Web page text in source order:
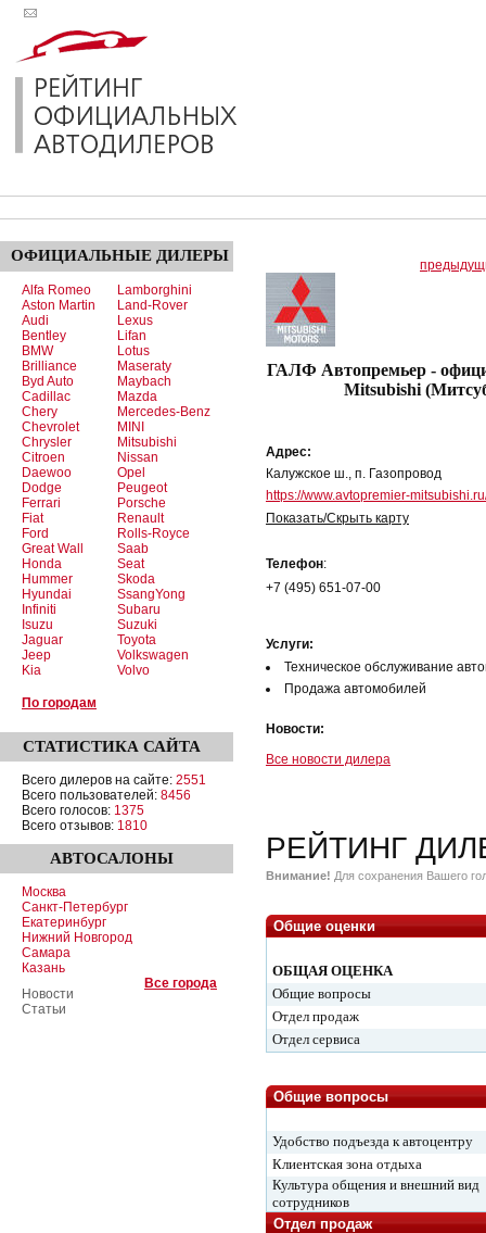
ОФИЦИАЛЬНЫЕ ДИЛЕРЫ
Alfa Romeo
Aston Martin
Audi
Bentley
BMW
Brilliance
Byd Auto
Cadillac
Chery
Chevrolet
Chrysler
Citroen
Daewoo
Dodge
Ferrari
Fiat
Ford
Great Wall
Honda
Hummer
Hyundai
Infiniti
Isuzu
Jaguar
Jeep
Kia
Lamborghini
Land-Rover
Lexus
Lifan
Lotus
Maseraty
Maybach
Mazda
Mercedes-Benz
MINI
Mitsubishi
Nissan
Opel
Peugeot
Porsche
Renault
Rolls-Royce
Saab
Seat
Skoda
SsangYong
Subaru
Suzuki
Toyota
Volkswagen
Volvo
По городам
СТАТИСТИКА САЙТА
Всего дилеров на сайте: 2551
Всего пользователей: 8456
Всего голосов: 1375
Всего отзывов: 1810
АВТОСАЛОНЫ
Москва
Санкт-Петербург
Екатеринбург
Нижний Новгород
Самара
Казань
Все города
Новости
Статьи
ГАЛФ Автопремьер -
Mitsubishi
Адрес:
Калужское ш., п. Газопровод
https://www.avtopremier-
Показать/Скрыть карту
Телефон:
+7 (495) 651-07-00
Услуги:
Техническое обслуживание
Продажа автомобилей
Новости:
Все новости дилера
РЕЙТИНГ
Внимание! Для сохранения Вашего
Общие оценки
ОБЩАЯ ОЦЕНКА
Общие вопросы
Отдел продаж
Отдел сервиса
Общие вопросы
Удобство подъезда к автоцентру
Клиентская зона отдыха
Культура общения и внешний вид
сотрудников
Отдел продаж